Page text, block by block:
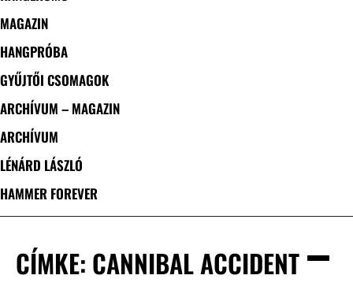
MAGAZIN
HANGPRÓBA
GYŰJTŐI CSOMAGOK
ARCHÍVUM – MAGAZIN
ARCHÍVUM
LÉNÁRD LÁSZLÓ
HAMMER FOREVER
CÍMKE: CANNIBAL ACCIDENT